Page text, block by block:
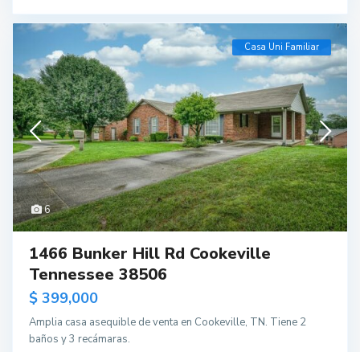
6
Casa Uni Familiar
1466 Bunker Hill Rd Cookeville
Tennessee 38506
$ 399,000
Amplia casa asequible de venta en Cookeville, TN. Tiene 2
baños y 3 recámaras.